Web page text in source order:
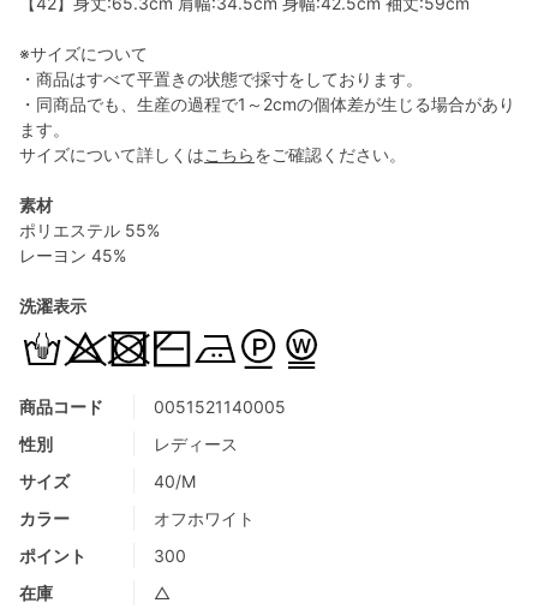
商品コード
0051521140005
性別
レディース
サイズ
40/M
カラー
オフホワイト
ポイント
300
在庫
△
※サイズについて
・商品はすべて平置きの状態で採寸をしております。
・同商品でも、生産の過程で1～2cmの個体差が生じる場合があり
ます。
サイズについて詳しくはこちらをご確認ください。
素材
ポリエステル 55%
レーヨン 45%
洗濯表示